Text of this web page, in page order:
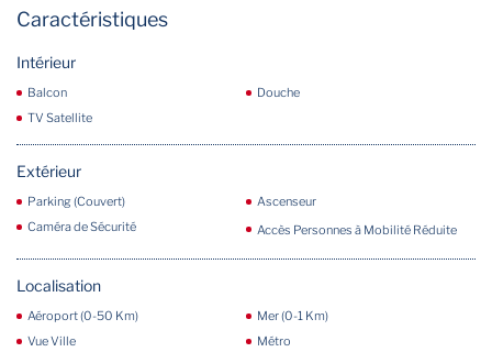
Caractéristiques
Intérieur
Balcon
Douche
TV Satellite
Extérieur
Parking (Couvert)
Ascenseur
Caméra de Sécurité
Accès Personnes à Mobilité Réduite
Localisation
Aéroport (0-50 Km)
Mer (0-1 Km)
Vue Ville
Métro